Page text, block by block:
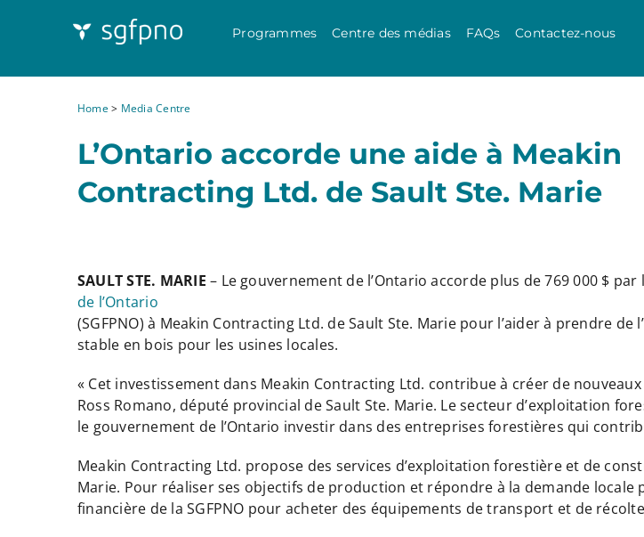
Programmes Centre des médias FAQs Contactez-nous
Home> Media Centre
L’Ontario accorde une aide à Meakin
Contracting Ltd. de Sault Ste. Marie
SAULT STE. MARIE – Le gouvernement de l’Ontario accorde plus de 769 000 $ par
de l’Ontario
(SGFPNO) à Meakin Contracting Ltd. de Sault Ste. Marie pour l’aider à prendre
stable en bois pour les usines locales.
« Cet investissement dans Meakin Contracting Ltd. contribue à créer de
Ross Romano, député provincial de Sault Ste. Marie. Le secteur d’exploitation
le gouvernement de l’Ontario investir dans des entreprises forestières qui
Meakin Contracting Ltd. propose des services d’exploitation forestière et de
Marie. Pour réaliser ses objectifs de production et répondre à la demande locale
financière de la SGFPNO pour acheter des équipements de transport et de